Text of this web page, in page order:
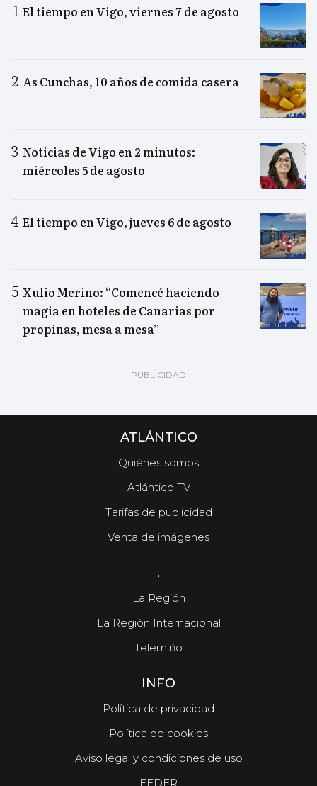
El tiempo en Vigo, viernes 7 de agosto
As Cunchas, 10 años de comida casera
Noticias de Vigo en 2 minutos:
miércoles 5 de agosto
El tiempo en Vigo, jueves 6 de agosto
Xulio Merino: “Comencé haciendo
magia en hoteles de Canarias por
propinas, mesa a mesa”
ATLÁNTICO
Quiénes somos
Atlántico TV
Tarifas de publicidad
Venta de imágenes
.
La Región
La Región Internacional
Telemiño
INFO
Política de privacidad
Política de cookies
Aviso legal y condiciones de uso
FEDER